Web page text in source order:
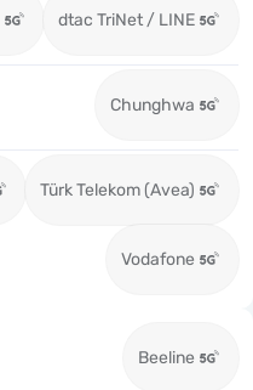
dtac TriNet / LINE
Chunghwa
Türk Telekom (Avea)
Vodafone
Beeline